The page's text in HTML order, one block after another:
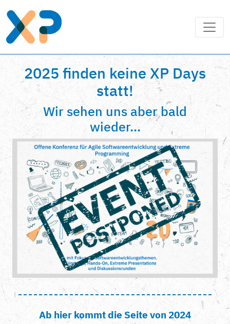
2025 finden keine XP Days
statt!
Wir sehen uns aber bald
wieder...
Ab hier kommt die Seite von 2024